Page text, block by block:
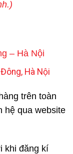
– Hà Nội
Hà Nội
trên toàn
hệ qua website
khi đăng kí